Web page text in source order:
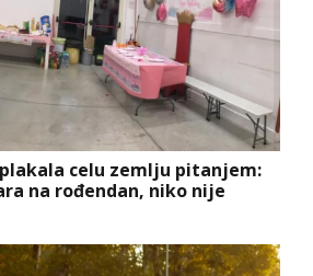
celu zemlju pitanjem:
na rođendan, niko nije